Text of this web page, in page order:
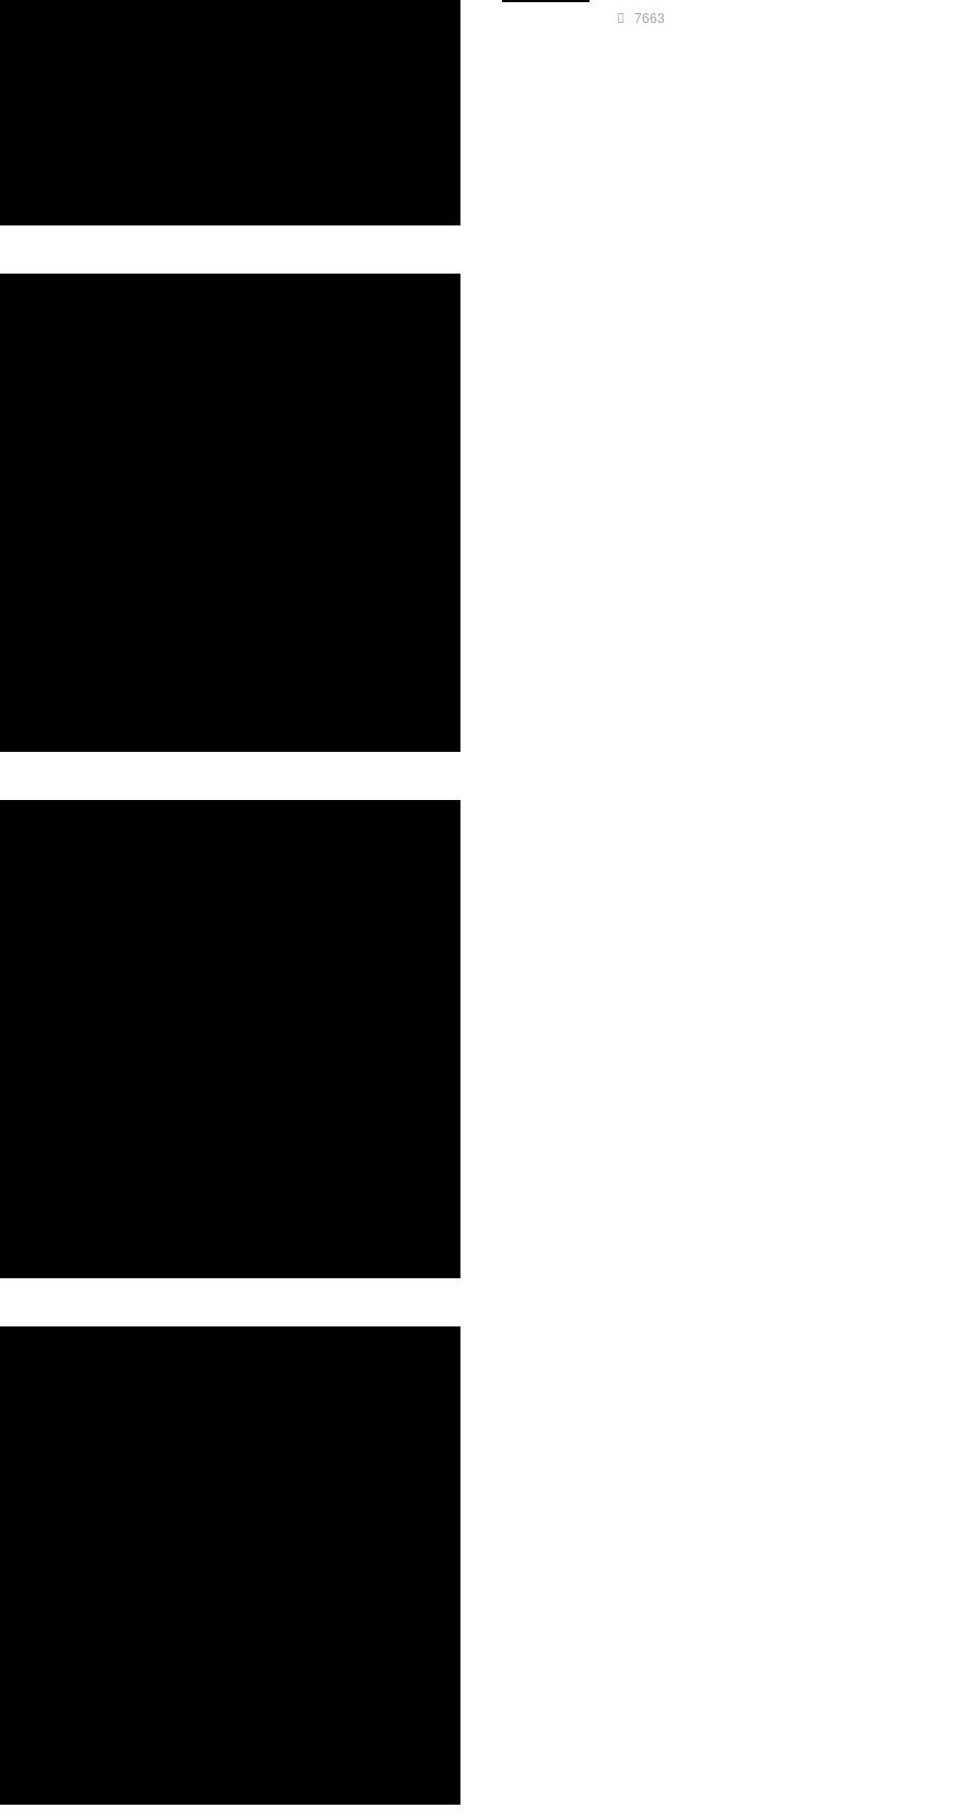
7663